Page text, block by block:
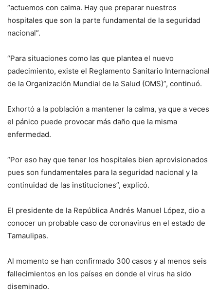
“actuemos con calma. Hay que preparar nuestros
hospitales que son la parte fundamental de la seguridad
nacional”.
“Para situaciones como las que plantea el nuevo
padecimiento, existe el Reglamento Sanitario Internacional
de la Organización Mundial de la Salud (OMS)”, continuó.
Exhortó a la población a mantener la calma, ya que a veces
el pánico puede provocar más daño que la misma
enfermedad.
“Por eso hay que tener los hospitales bien aprovisionados
pues son fundamentales para la seguridad nacional y la
continuidad de las instituciones”, explicó.
El presidente de la República Andrés Manuel López, dio a
conocer un probable caso de coronavirus en el estado de
Tamaulipas.
Al momento se han confirmado 300 casos y al menos seis
fallecimientos en los países en donde el virus ha sido
diseminado.